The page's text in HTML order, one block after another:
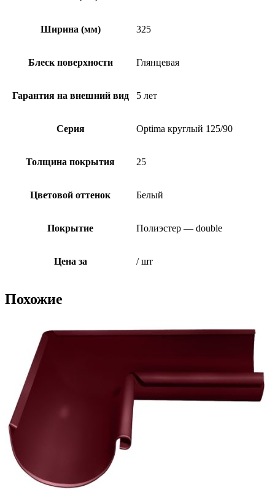
Ширина (мм) 325
Блеск поверхности Глянцевая
Гарантия на внешний вид 5 лет
Серия Optima круглый 125/90
Толщина покрытия 25
Цветовой оттенок Белый
Покрытие Полиэстер — double
Цена за / шт
Похожие